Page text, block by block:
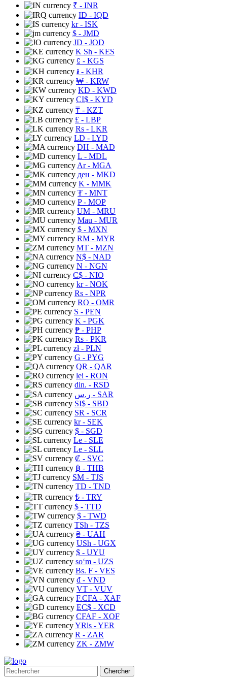
₹ - INR
ID - IQD
kr- ISK
$ - JMD
JD - JOD
K Sh - KES
⃀ - KGS
៛ - KHR
₩ - KRW
KD - KWD
CI$ - KYD
₸ - KZT
£ - LBP
Rs - LKR
LD - LYD
DH - MAD
L - MDL
Ar- MGA
ден - MKD
K - MMK
₮ - MNT
P- MOP
UM - MRU
Mau - MUR
$ - MXN
RM - MYR
MT - MZN
N$ - NAD
N - NGN
C$ - NIO
kr- NOK
Rs - NPR
RO - OMR
S - PEN
K - PGK
₱ - PHP
Rs - PKR
zł- PLN
G - PYG
QR - QAR
lei - RON
din. - RSD
ر.س - SAR
SI$ - SBD
SR - SCR
kr- SEK
$ - SGD
Le - SLE
Le - SLL
₡ - SVC
฿ - THB
ЅМ - TJS
TD - TND
₺ - TRY
$ - TTD
$ - TWD
TSh - TZS
₴ - UAH
USh - UGX
$ - UYU
soʻm - UZS
Bs. F - VES
₫ - VND
VT - VUV
F.CFA - XAF
EC$ - XCD
CFAF - XOF
YRls - YER
R - ZAR
ZK - ZMW
Chercher